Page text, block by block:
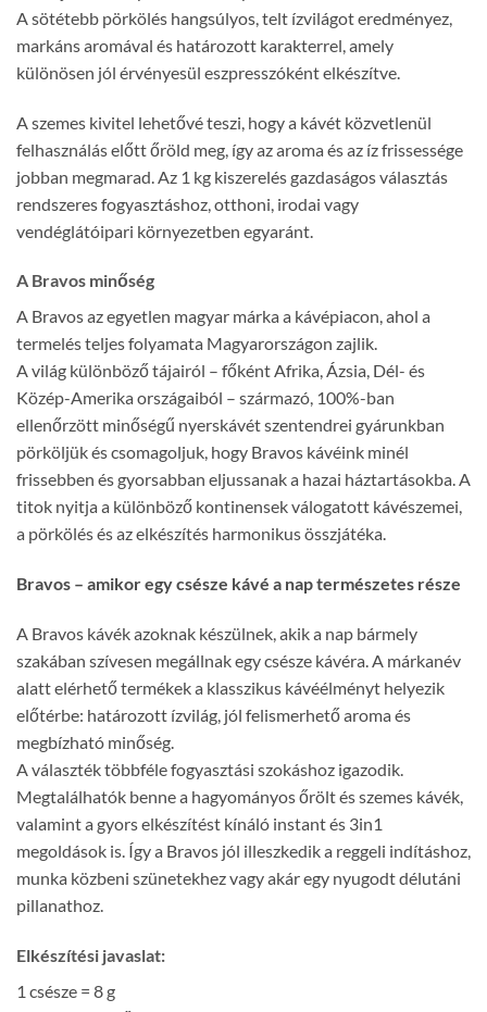
A sötétebb pörkölés hangsúlyos, telt ízvilágot eredményez,
markáns aromával és határozott karakterrel, amely
különösen jól érvényesül eszpresszóként elkészítve.
A szemes kivitel lehetővé teszi, hogy a kávét közvetlenül
felhasználás előtt őröld meg, így az aroma és az íz frissessége
jobban megmarad. Az 1 kg kiszerelés gazdaságos választás
rendszeres fogyasztáshoz, otthoni, irodai vagy
vendéglátóipari környezetben egyaránt.
A Bravos minőség
A Bravos az egyetlen magyar márka a kávépiacon, ahol a
termelés teljes folyamata Magyarországon zajlik.
A világ különböző tájairól – főként Afrika, Ázsia, Dél- és
Közép-Amerika országaiból – származó, 100%-ban
ellenőrzött minőségű nyerskávét szentendrei gyárunkban
pörköljük és csomagoljuk, hogy Bravos kávéink minél
frissebben és gyorsabban eljussanak a hazai háztartásokba. A
titok nyitja a különböző kontinensek válogatott kávészemei,
a pörkölés és az elkészítés harmonikus összjátéka.
Bravos – amikor egy csésze kávé a nap természetes része
A Bravos kávék azoknak készülnek, akik a nap bármely
szakában szívesen megállnak egy csésze kávéra. A márkanév
alatt elérhető termékek a klasszikus kávéélményt helyezik
előtérbe: határozott ízvilág, jól felismerhető aroma és
megbízható minőség.
A választék többféle fogyasztási szokáshoz igazodik.
Megtalálhatók benne a hagyományos őrölt és szemes kávék,
valamint a gyors elkészítést kínáló instant és 3in1
megoldások is. Így a Bravos jól illeszkedik a reggeli indításhoz,
munka közbeni szünetekhez vagy akár egy nyugodt délutáni
pillanathoz.
Elkészítési javaslat:
1 csésze = 8 g